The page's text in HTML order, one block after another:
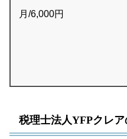
月/6,000円
税理士法人YFPクレ